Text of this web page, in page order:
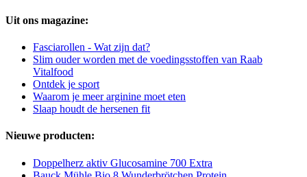
Uit ons magazine:
Fasciarollen - Wat zijn dat?
Slim ouder worden met de voedingsstoffen van Raab
Vitalfood
Ontdek je sport
Waarom je meer arginine moet eten
Slaap houdt de hersenen fit
Nieuwe producten:
Doppelherz aktiv Glucosamine 700 Extra